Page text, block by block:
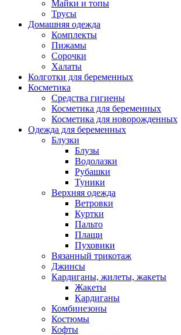
Майки и топы
Трусы
Домашняя одежда
Комплекты
Пижамы
Сорочки
Халаты
Колготки для беременных
Косметика
Cредства гигиены
Косметика для беременных
Косметика для новорожденных
Одежда для беременных
Блузки
Блузы
Водолазки
Рубашки
Туники
Верхняя одежда
Ветровки
Куртки
Пальто
Плащи
Пуховики
Вязанный трикотаж
Джинсы
Кардиганы, жилеты, жакеты
Жакеты
Кардиганы
Комбинезоны
Костюмы
Кофты